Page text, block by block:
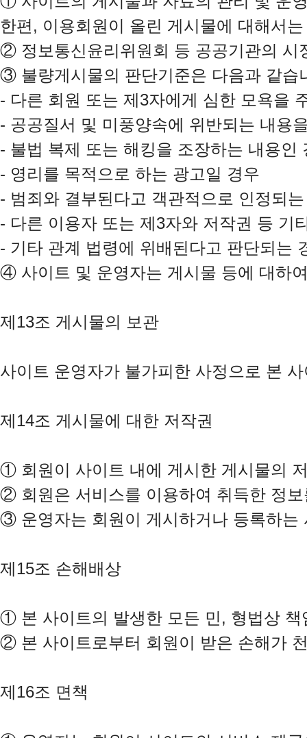
②
③ 불량게시물의 판단기준은 다음과 같습
- 다른 회원 또는 제3자에게 심한 모욕을
- 공공질서 및 미풍양속에 위반되는 내용
- 불법 복제 또는 해킹을 조장하는 내용인
- 영리를 목적으로 하는 광고일 경우
- 범죄와 결부된다고 객관적으로 인정되
- 다른 이용자 또는 제3자와 저작권 등 기
④ 사이트 및 운영자는 게시물 등에 대하
제13조 게시물의 보관
사이트 운영자가 불가피한 사정으로 본
제14조 게시물에 대한 저작권
①
②
③ 운영자는 회원이 게시하거나 등록하
제15조 손해배상
①
② 본 사이트로부터 회원이 받은 손해가
제16조 면책